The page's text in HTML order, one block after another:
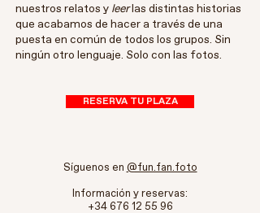
nuestros relatos y leerlas distintas historias
que acabamos de hacer a través de una
puesta en común de todos los grupos. Sin
ningún otro lenguaje. Solo con las fotos.
RESERVA TU PLAZA
Síguenos en @fun.fan.foto
Información y reservas:
+34 676 12 55 96